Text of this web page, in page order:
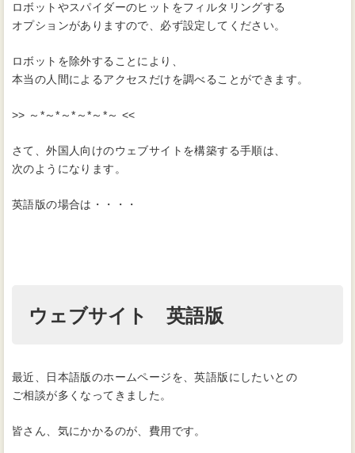
ロボットやスパイダーのヒットをフィルタリングする
オプションがありますので、必ず設定してください。
ロボットを除外することにより、
本当の人間によるアクセスだけを調べることができます。
>> ～*～*～*～*～*～ <<
さて、外国人向けのウェブサイトを構築する手順は、
次のようになります。
英語版の場合は・・・・
ウェブサイト 英語版
最近、日本語版のホームページを、英語版にしたいとの
ご相談が多くなってきました。
皆さん、気にかかるのが、費用です。